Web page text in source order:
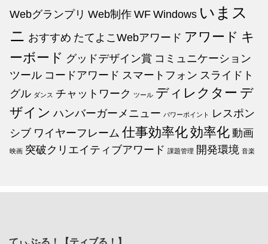
Webグランプリ Web制作 WF Windows いまス
ニ おすすめ たてよこWebアワード アワード キ
ーボード グッドデザイン賞 コミュニケーション
ツール コードアワード スマートフォン スライドト
グル ダンス チャットワーク ツール ディレクター デ
ザイン ハンバーガーメニュー パワーポイント
レスポン
シブ ワイヤーフレーム 仕事効率化効率化 動画
映画 突破クリエイティブアワード 課題管理 開発環境 音楽